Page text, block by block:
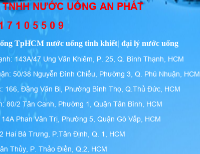
TNHH NƯỚC UỐNG AN PHÁT
7 1 0 5 5 0 9
TpHCM nước uống tinh khiết| đại lý nước uống
143A/47 Ung Văn Khiêm, P. 25, Q. Bình Thạnh, HCM
50/38 Nguyễn Đình Chiểu, Phường 3, Q. Phú Nhuận, HCM
166, Đặng Văn Bi, Phường Bình Thọ, Q.Thủ Đức, HCM
80/2 Tân Canh, Phường 1, Quận Tân Bình, HCM
Phan Văn Trị, Phường 5, Quận Gò Vấp, HCM
Hai Bà Trưng, P.Tân Định, Q. 1, HCM
Thủy, P. Thảo Điền, Q.2, HCM